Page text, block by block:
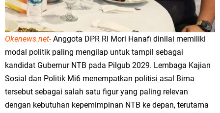
Okenews.net- Anggota DPR RI Mori Hanafi dinilai memiliki
modal politik paling mengilap untuk tampil sebagai
kandidat Gubernur NTB pada Pilgub 2029. Lembaga Kajian
Sosial dan Politik Mi6 menempatkan politisi asal Bima
tersebut sebagai salah satu figur yang paling relevan
dengan kebutuhan kepemimpinan NTB ke depan, terutama